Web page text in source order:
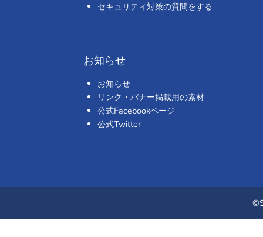
セキュリティ対策の質問をする
お知らせ
お知らせ
リンク・バナー掲載用の素材
公式Facebookページ
公式Twitter